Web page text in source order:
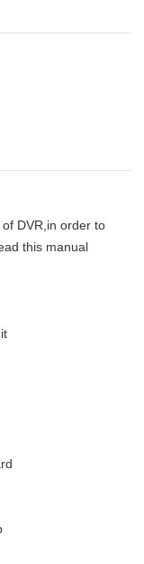
DVR,in order to
this manual